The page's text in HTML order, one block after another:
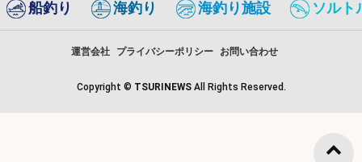
船釣り 海釣り 海釣り施設 ソルト
運営会社 プライバシーポリシー お問い合わせ
Copyright © TSURINEWS All Rights Reserved.